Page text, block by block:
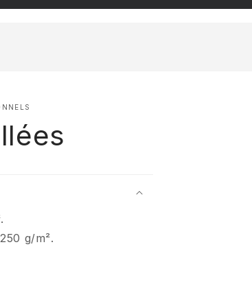
g/m².
DE 10 % DE
pour recevoir 10 % de réduction sur votre
et un accès exclusif à nos meilleures